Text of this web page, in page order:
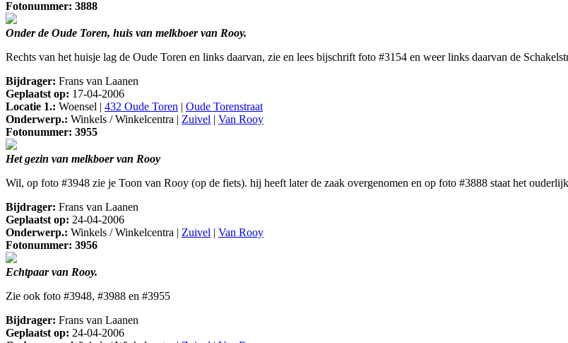
Fotonummer: 3888
Onder de Oude Toren, huis van melkboer van Rooy.
Rechts van het huisje lag de Oude Toren en links daarvan, zie en lees bijschrift foto #3154 en weer links daarvan de
Bijdrager: Frans van Laanen
Geplaatst op: 17-04-2006
Locatie 1.: Woensel | 432 Oude Toren | Oude Torenstraat
Onderwerp.: Winkels / Winkelcentra | Zuivel | Van Rooy
Fotonummer: 3955
Het gezin van melkboer van Rooy
Wil, op foto #3948 zie je Toon van Rooy (op de fiets). hij heeft later de zaak overgenomen en op foto #3888 staat het
Bijdrager: Frans van Laanen
Geplaatst op: 24-04-2006
Onderwerp.: Winkels / Winkelcentra | Zuivel | Van Rooy
Fotonummer: 3956
Echtpaar van Rooy.
Zie ook foto #3948, #3988 en #3955
Bijdrager: Frans van Laanen
Geplaatst op: 24-04-2006